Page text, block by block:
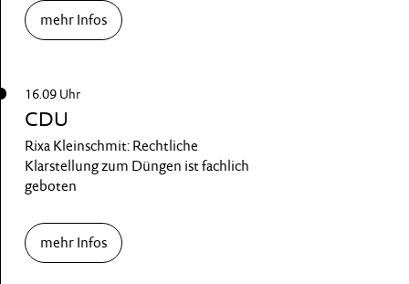
mehr Infos
16.09 Uhr
CDU
Rixa Kleinschmit: Rechtliche
Klarstellung zum Düngen ist fachlich
geboten
mehr Infos